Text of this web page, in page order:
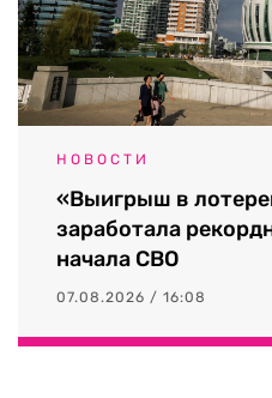
НОВОСТИ
«Выигрыш в
заработала
начала СВО
07.08.2026 / 16:08